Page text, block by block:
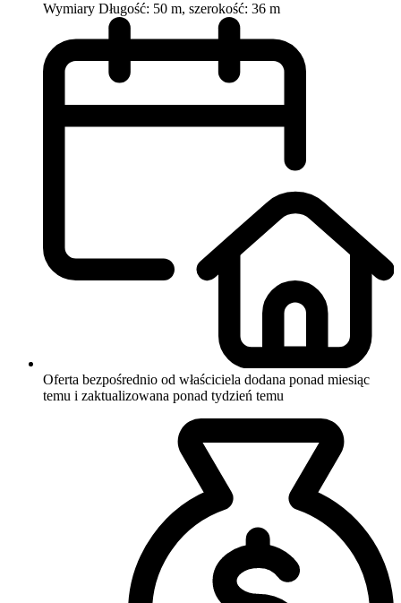
Wymiary Długość: 50 m, szerokość: 36 m
Oferta bezpośrednio od właściciela dodana ponad miesiąc
temu i zaktualizowana ponad tydzień temu